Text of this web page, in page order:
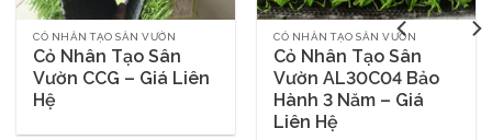
CỎ NHÂN TẠO SÂN VƯỜN
Cỏ Nhân Tạo Sân
Vườn CCG – Giá Liên
Hệ
CỎ NHÂN TẠO SÂN VƯỜN
Cỏ Nhân Tạo Sân
Vườn AL30C04 Bảo
Hành 3 Năm – Giá
Liên Hệ